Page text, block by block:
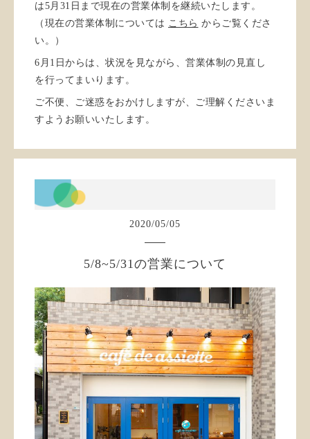
は5月31日まで現在の営業体制を継続いたします。
（現在の営業体制については こちら からご覧くださ
い。）
6月1日からは、状況を見ながら、営業体制の見直し
を行ってまいります。
ご不便、ご迷惑をおかけしますが、ご理解くださいま
すようお願いいたします。
2020/05/05
5/8~5/31の営業について